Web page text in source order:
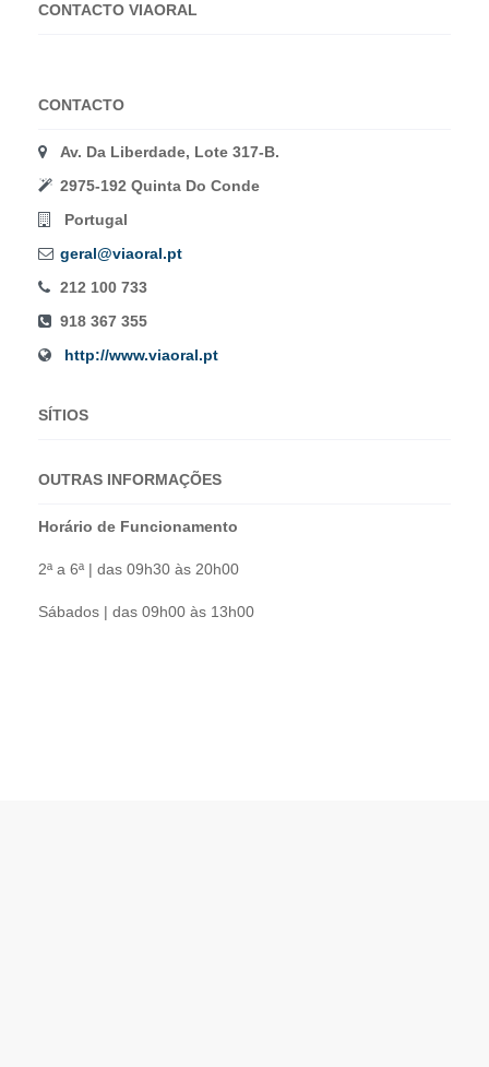
CONTACTO VIAORAL
CONTACTO
Av. Da Liberdade, Lote 317-B.
2975-192 Quinta Do Conde
Portugal
geral@viaoral.pt
212 100 733
918 367 355
http://www.viaoral.pt
SÍTIOS
OUTRAS INFORMAÇÕES
Horário de Funcionamento
2ª a 6ª | das 09h30 às 20h00
Sábados | das 09h00 às 13h00